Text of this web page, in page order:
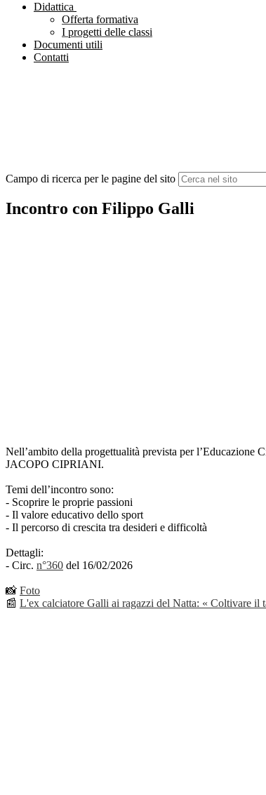
Didattica
Offerta formativa
I progetti delle classi
Documenti utili
Contatti
Campo di ricerca per le pagine del sito
Incontro con Filippo Galli
Nell’ambito della progettualità prevista per
JACOPO CIPRIANI.
Temi dell’incontro sono:
- Scoprire le proprie passioni
- Il valore educativo dello sport
- Il percorso di crescita tra desideri e difficoltà
Dettagli:
- Circ. n°360 del 16/02/2026
📸 Foto
📰 L'ex calciatore Galli ai ragazzi del Natta: « Coltivare il